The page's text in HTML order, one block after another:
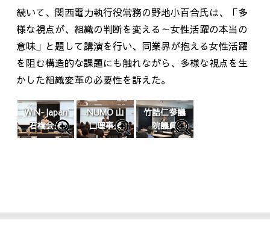
続いて、関西電力執行役常務の野地小百合氏は、「多
様な視点が、組織の判断を変える～女性活躍の本当の
意味」と題して講演を行い、同業界が抱える女性活躍
を阻む構造的な課題にも触れながら、多様な視点を生
かした組織変革の必要性を訴えた。
WiN-Japan
石橋会長
NUMO 山
口理事長
竹詰仁参議
院議員